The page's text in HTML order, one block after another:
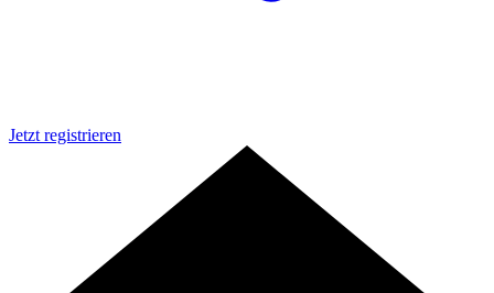
Jetzt registrieren